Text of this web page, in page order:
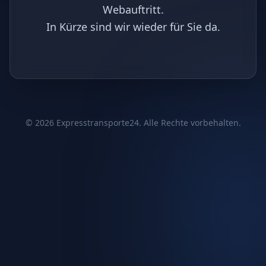
Webauftritt.
In Kürze sind wir wieder für Sie da.
© 2026Expresstransporte24. Alle Rechte vorbehalten.